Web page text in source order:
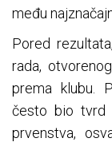
među
Pored
rada,
prema klubu.
često bio tvrd
prvenstva,